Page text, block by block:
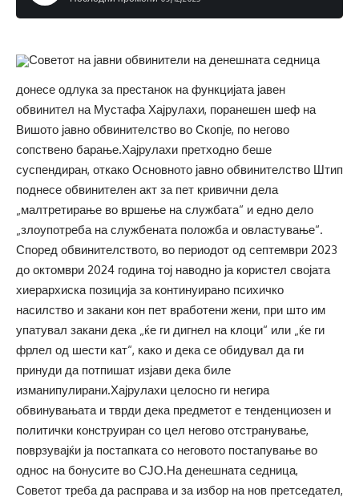
Советот на јавни обвинители на денешната седница
донесе одлука за престанок на функцијата јавен
обвинител на Мустафа Хајрулахи, поранешен шеф на
Вишото јавно обвинителство во Скопје, по негово
сопствено барање.Хајрулахи претходно беше
суспендиран, откако Основното јавно обвинителство Штип
поднесе обвинителен акт за пет кривични дела
„малтретирање во вршење на службата“ и едно дело
„злоупотреба на службената положба и овластување“.
Според обвинителството, во периодот од септември 2023
до октомври 2024 година тој наводно ја користел својата
хиерархиска позиција за континуирано психичко
насилство и закани кон пет вработени жени, при што им
упатувал закани дека „ќе ги дигнел на клоци“ или „ќе ги
фрлел од шести кат“, како и дека се обидувал да ги
принуди да потпишат изјави дека биле
изманипулирани.Хајрулахи целосно ги негира
обвинувањата и тврди дека предметот е тенденциозен и
политички конструиран со цел негово отстранување,
поврзувајќи ја постапката со неговото постапување во
однос на бонусите во СЈО.На денешната седница,
Советот треба да расправа и за избор на нов претседател,